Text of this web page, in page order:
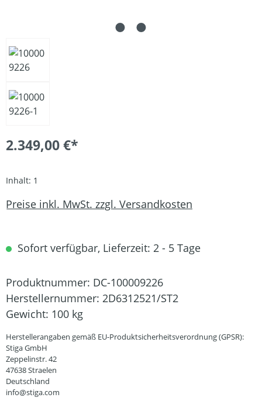
2.349,00 €*
Inhalt: 1
Preise inkl. MwSt. zzgl. Versandkosten
Sofort verfügbar, Lieferzeit: 2 - 5 Tage
Produktnummer: DC-100009226
Herstellernummer: 2D6312521/ST2
Gewicht: 100 kg
Herstellerangaben gemäß EU-Produktsicherheitsverordnung (GPSR):
Stiga GmbH
Zeppelinstr. 42
47638 Straelen
Deutschland
info@stiga.com